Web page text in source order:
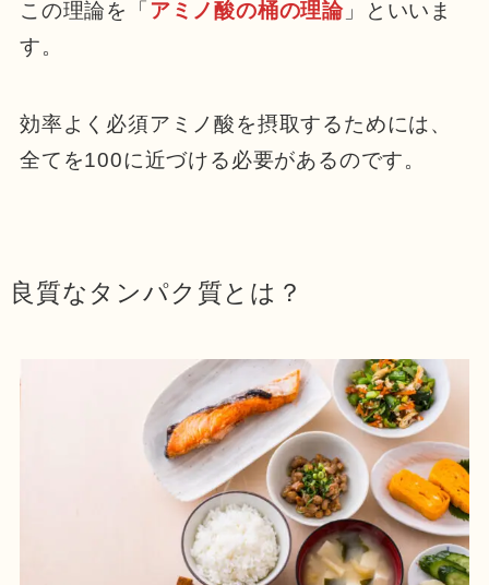
この理論を「 アミノ酸の桶の理論 」といいま
す。
効率よく必須アミノ酸を摂取するためには、
全てを100に近づける必要があるのです。
良質なタンパク質とは？